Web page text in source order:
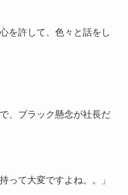
を許して、色々と話をし
、ブラック懸念が社長だ
って大変ですよね。。」